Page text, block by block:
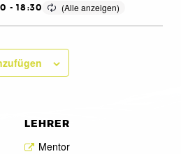
-18:30
LEHRER
Mentor